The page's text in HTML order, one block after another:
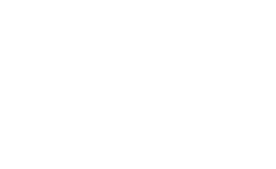
«Матерь
«Слава Богу